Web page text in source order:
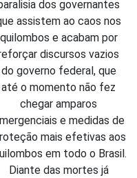
dos governantes
assistem ao caos nos
quilombos e acabam por
discursos vazios
do governo federal, que
até o momento não fez
chegar amparos
e medidas de
mais efetivas aos
em todo o Brasil.
Diante das mortes já